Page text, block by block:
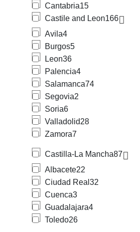
Cantabria15
Castile and Leon166
Avila4
Burgos5
Leon36
Palencia4
Salamanca74
Segovia2
Soria6
Valladolid28
Zamora7
Castilla-La Mancha87
Albacete22
Ciudad Real 32
Cuenca3
Guadalajara4
Toledo26